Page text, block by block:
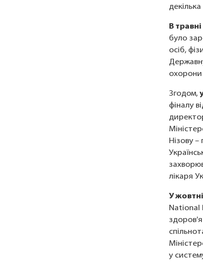
декілька
В
було
осіб,
охорони
Згодом,
фіналу
Нізову
лікаря
У
National
здоров'я
у